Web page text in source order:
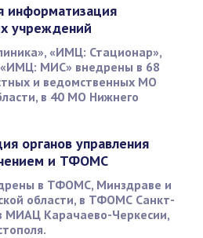
информатизация
учреждений
«ИМЦ: Стационар»,
«ИМЦ: МИС» внедрены в 68
и ведомственных МО
в 40 МО Нижнего
органов управления
и ТФОМС
в ТФОМС, Минздраве и
области, в ТФОМС Санкт-
МИАЦ Карачаево-Черкесии,